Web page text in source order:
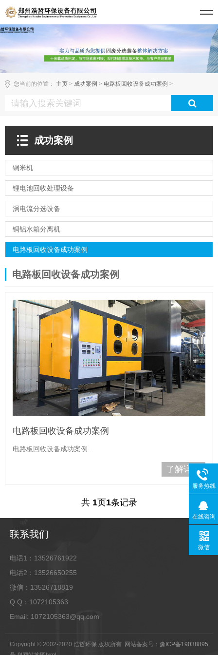
您当前的位置： 主页 > 成功案例 > 电路板回收设备成功案例 >
成功案例
铜米机
锂电池回收处理设备
涡电流分选设备
铜铝水箱分离机
电路板回收设备成功案例
电路板回收设备成功案例
电路板回收设备成功案例
电路板回收设备成功案例...
了解详情
共 1页1条记录
联系我们
电话1：13526761922
电话2：13526650255
微信：13526718819
Q Q：1072105363
Email: 1072105363@qq.com
Copyright © 2002-2020 浩哲环保 版权所有 网站备案号： 豫ICP备19038895
服务热线
在线咨询
微信